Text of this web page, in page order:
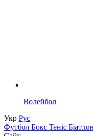
Волейбол
Укр Рус
Футбол Бокс Теніс Біатлон